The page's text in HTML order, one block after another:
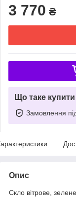
3 770 ₴
Що таке
Замовлення
Опис
Скло вітрове,